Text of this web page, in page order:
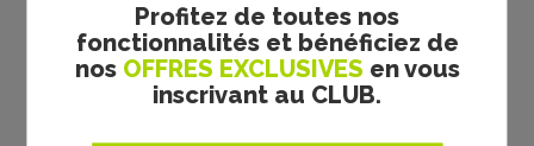
Profitez de toutes nos
fonctionnalités et bénéficiez de
nos OFFRES EXCLUSIVES en vous
inscrivant au CLUB.